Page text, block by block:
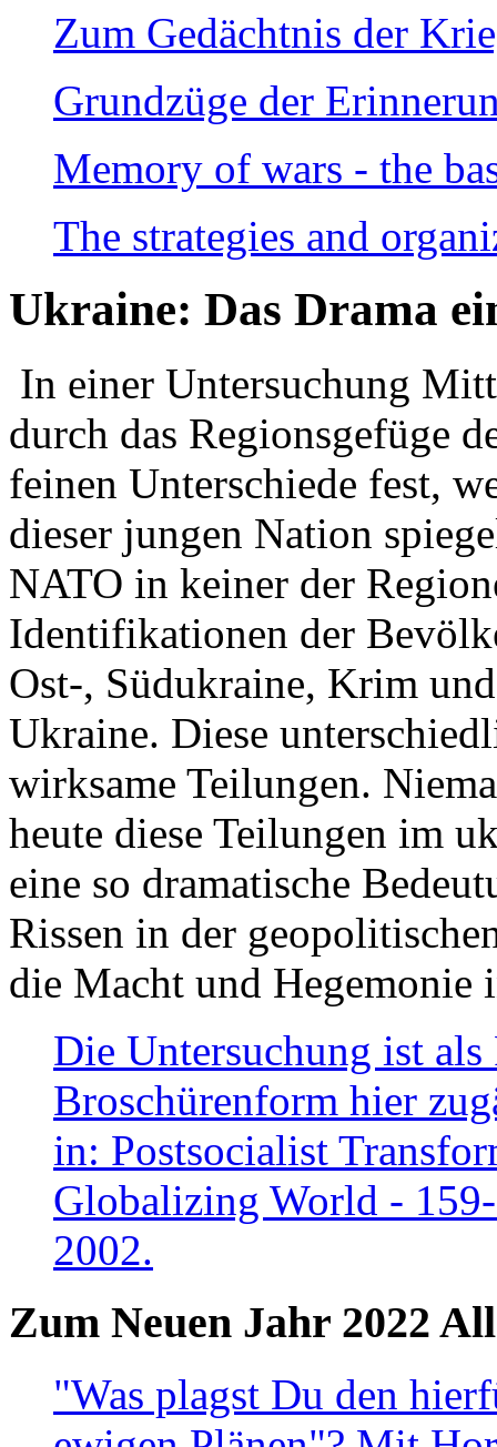
Zum Gedächtnis der
Grundzüge der
Memory of wars - the
The strategies and
Ukraine: Das Drama
In einer Untersuchung
durch das Regionsgefüge
feinen Unterschiede fest,
dieser jungen Nation
NATO in keiner der
Identifikationen der
Ost-, Südukraine, Krim
Ukraine. Diese
wirksame Teilungen.
heute diese Teilungen im
eine so dramatische
Rissen in der
die Macht und Hegemonie
Die Untersuchung ist
Broschürenform hier
in: Postsocialist
Globalizing World -
2002.
Zum Neuen Jahr 2022
"Was plagst Du den